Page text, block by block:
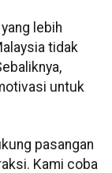
lebih
tidak
untuk
pasangan
Kami coba